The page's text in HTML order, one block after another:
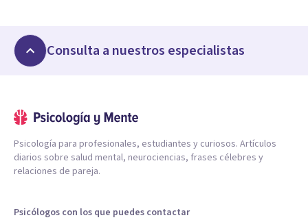
Consulta a nuestros especialistas
Psicología para profesionales, estudiantes y curiosos. Artículos
diarios sobre salud mental, neurociencias, frases célebres y
relaciones de pareja.
Psicólogos con los que puedes contactar